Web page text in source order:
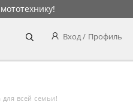
Вход Профиль
всей семьи!